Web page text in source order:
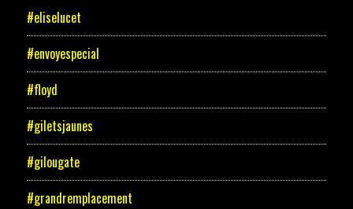
#eliselucet
#envoyespecial
#floyd
#giletsjaunes
#gilougate
#grandremplacement